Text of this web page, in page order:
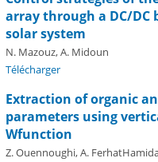
array through a DC/
solar system
N. Mazouz, A. Midoun
Télécharger
Extraction of organic
parameters using
Wfunction
Z. Ouennoughi, A.